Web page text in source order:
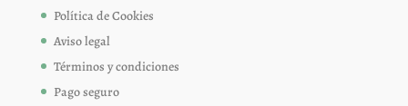
Política de Cookies
Aviso legal
Términos y condiciones
Pago seguro